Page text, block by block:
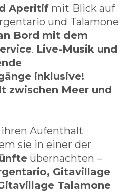
Aperitifmit Blick auf
und Talamone
Bord mit dem
. Live-Musik und
inklusive!
zwischen Meer und
Aufenthalt
sie in einer der
übernachten –
Gitavillage
Talamone